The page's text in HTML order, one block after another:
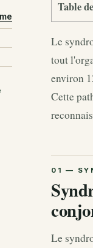
Table
Le
tout
environ
Cette
Le